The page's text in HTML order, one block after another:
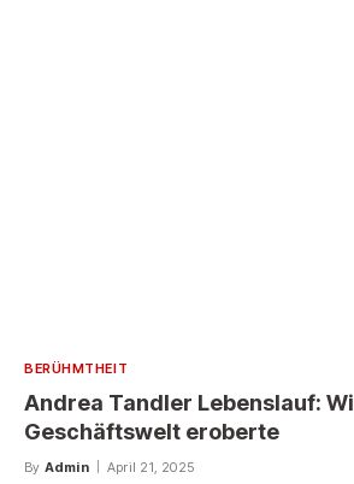
BERÜHMTHEIT
Andrea Tandler Lebenslauf:
Geschäftswelt eroberte
By Admin April 21, 2025